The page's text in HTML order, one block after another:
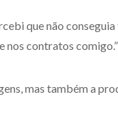
que não
nos contratos comigo.”
mas também a